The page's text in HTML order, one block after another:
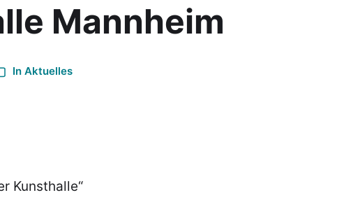
Mannheim
In Aktuelles